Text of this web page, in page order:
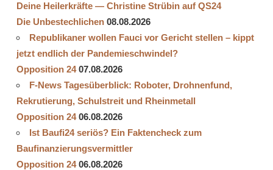
Deine Heilerkräfte — Christine Strübin auf QS24
Die Unbestechlichen 08.08.2026
Republikaner wollen Fauci vor Gericht stellen – kippt
jetzt endlich der Pandemieschwindel?
Opposition 24 07.08.2026
F-News Tagesüberblick: Roboter, Drohnenfund,
Rekrutierung, Schulstreit und Rheinmetall
Opposition 24 06.08.2026
Ist Baufi24 seriös? Ein Faktencheck zum
Baufinanzierungsvermittler
Opposition 24 06.08.2026